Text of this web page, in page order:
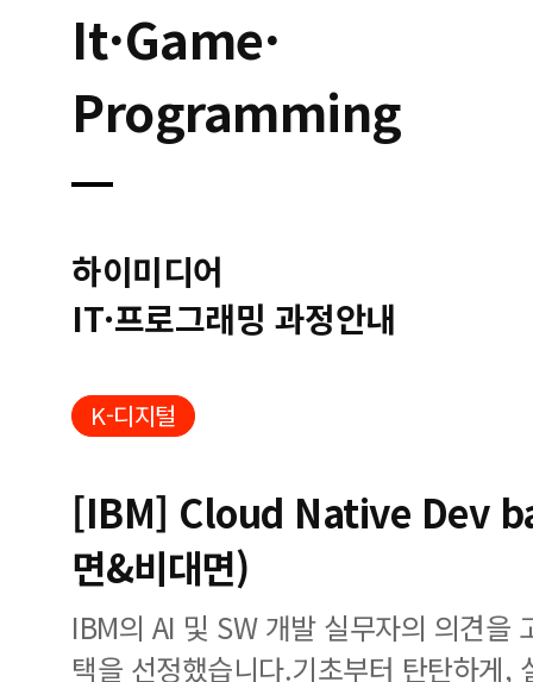
It·Game·
Programming
하이미디어
IT·프로그래밍 과정안내
K-디지털
[IBM] Cloud Native Dev
면&비대면)
IBM의 AI 및 SW 개발 실무자의 의견을
택을 선정했습니다.기초부터 탄탄하게,